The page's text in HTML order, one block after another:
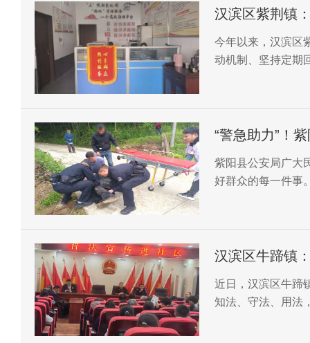
汉滨区紫荆镇
理工作
今年以来，汉滨区
动机制、坚持定期
“警急助力”！
紫阳县公安局广大
好群众的每一件事
汉滨区牛蹄镇
近日，汉滨区牛蹄
知法、守法、用法